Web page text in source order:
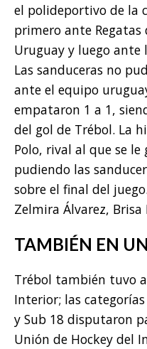
el polideportivo de la
primero ante Regatas
Uruguay y luego ante
Las sanduceras no
ante el equipo
empataron 1 a 1,
del gol de Trébol. La
Polo, rival al que se
pudiendo las
sobre el final del
Zelmira Álvarez,
TAMBIÉN EN
Trébol también tuvo
Interior; las
y Sub 18 disputaron
Unión de Hockey del